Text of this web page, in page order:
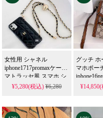
す。また、個人情報
に提供することは一
安心してお買い物を
4、迅速で安全な物流
ご注文いただいた商
れ、安全に発送され
実にお届けします。
女性用 シャネル
iphone1717promaxケース
マトラッセ風 スマホ シ
ョルダー チェーン付き
ゃれ ブランドiphoneケ
¥5,280(税込)¥6,280
グッチ ホ
マホポー
ョルダー